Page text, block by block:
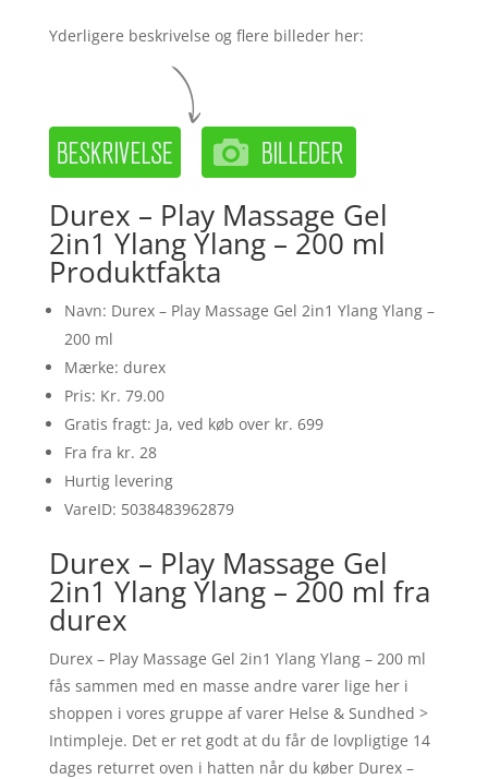
Yderligere beskrivelse og flere billeder her:
Durex – Play Massage Gel
2in1 Ylang Ylang – 200 ml
Produktfakta
Navn: Durex – Play Massage Gel 2in1 Ylang Ylang –
200 ml
Mærke: durex
Pris: Kr. 79.00
Gratis fragt: Ja, ved køb over kr. 699
Fra fra kr. 28
Hurtig levering
VareID: 5038483962879
Durex – Play Massage Gel
2in1 Ylang Ylang – 200 ml fra
durex
Durex – Play Massage Gel 2in1 Ylang Ylang – 200 ml
fås sammen med en masse andre varer lige her i
shoppen i vores gruppe af varer Helse & Sundhed >
Intimpleje. Det er ret godt at du får de lovpligtige 14
dages returret oven i hatten når du køber Durex –